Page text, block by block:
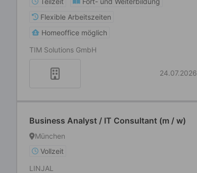
Flexible Arbeitszeiten
Homeoffice möglich
TIM Solutions GmbH
24.07.2026
Business Analyst / IT Consultant (m / w)
München
Vollzeit
LINJAL